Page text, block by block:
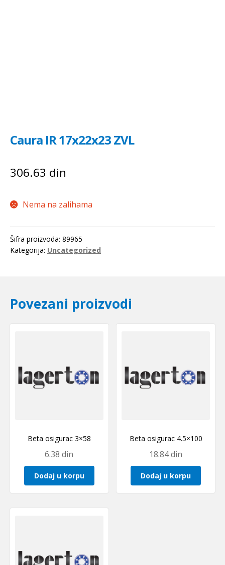
Caura IR 17x22x23 ZVL
306.63 din
Nema na zalihama
Šifra proizvoda: 89965
Kategorija: Uncategorized
Povezani proizvodi
Beta osigurac 3×58
6.38din
Dodaj u korpu
Beta osigurac 4.5×100
18.84din
Dodaj u korpu